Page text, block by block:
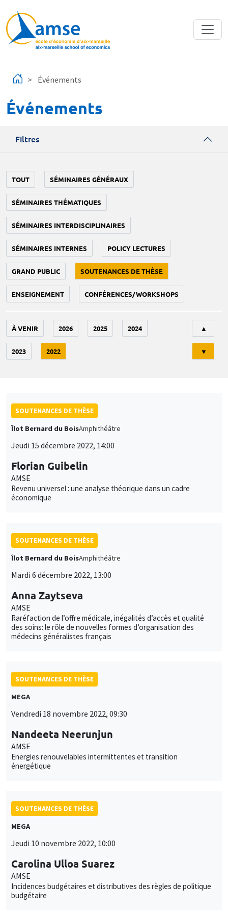
Événements
Événements
Filtres
TOUT SÉMINAIRES GÉNÉRAUX
SÉMINAIRES THÉMATIQUES
SÉMINAIRES INTERDISCIPLINAIRES
SÉMINAIRES INTERNES POLICY LECTURES
GRAND PUBLIC SOUTENANCES DE THÈSE
ENSEIGNEMENT CONFÉRENCES/WORKSHOPS
À VENIR 2026 2025 2024
2023 2022
▲
▼
SOUTENANCES DE THÈSE
Îlot Bernard du BoisAmphithéâtre
Jeudi 15 décembre 2022, 14:00
Florian Guibelin
AMSE
Revenu universel : une analyse théorique dans un cadre
économique
SOUTENANCES DE THÈSE
Îlot Bernard du BoisAmphithéâtre
Mardi 6 décembre 2022, 13:00
Anna Zaytseva
AMSE
Raréfaction de l’offre médicale, inégalités d’accès et qualité
des soins: le rôle de nouvelles formes d’organisation des
médecins généralistes français
SOUTENANCES DE THÈSE
MEGA
Vendredi 18 novembre 2022, 09:30
Nandeeta Neerunjun
AMSE
Energies renouvelables intermittentes et transition
énergétique
SOUTENANCES DE THÈSE
MEGA
Jeudi 10 novembre 2022, 10:00
Carolina Ulloa Suarez
AMSE
Incidences budgétaires et distributives des règles de politique
budgétaire